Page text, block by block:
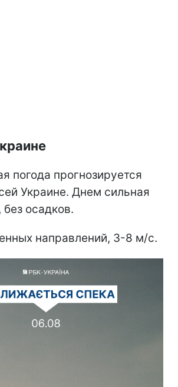
погода прогнозируется
Украине. Днем сильная
осадков.
направлений, 3-8 м/с.